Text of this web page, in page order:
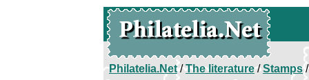
Philatelia.Net/The literature/Stamps/